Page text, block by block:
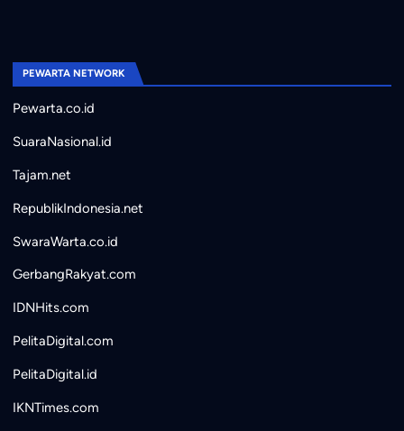
PEWARTA NETWORK
Pewarta.co.id
SuaraNasional.id
Tajam.net
RepublikIndonesia.net
SwaraWarta.co.id
GerbangRakyat.com
IDNHits.com
PelitaDigital.com
PelitaDigital.id
IKNTimes.com